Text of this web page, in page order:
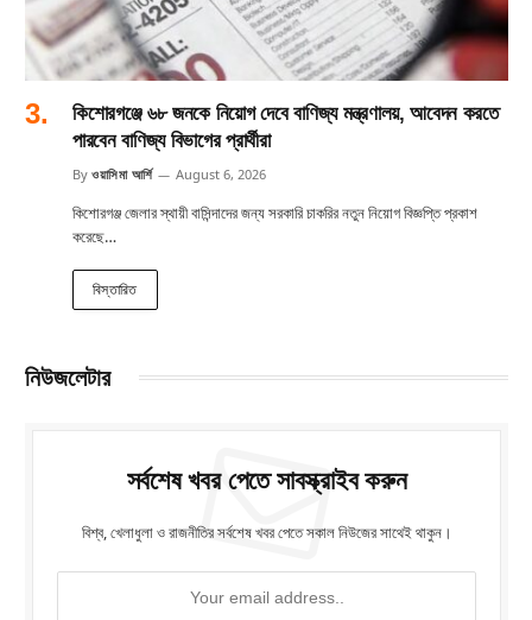
কিশোরগঞ্জে ৬৮ জনকে নিয়োগ দেবে বাণিজ্য মন্ত্রণালয়, আবেদন করতে
পারবেন বাণিজ্য বিভাগের প্রার্থীরা
By ওয়াসিমা আর্শি August 6, 2026
কিশোরগঞ্জ জেলার স্থায়ী বাসিন্দাদের জন্য সরকারি চাকরির নতুন নিয়োগ বিজ্ঞপ্তি প্রকাশ
করেছে…
বিস্তারিত
নিউজলেটার
সর্বশেষ খবর পেতে সাবস্ক্রাইব করুন
বিশ্ব, খেলাধুলা ও রাজনীতির সর্বশেষ খবর পেতে সকাল নিউজের সাথেই থাকুন।